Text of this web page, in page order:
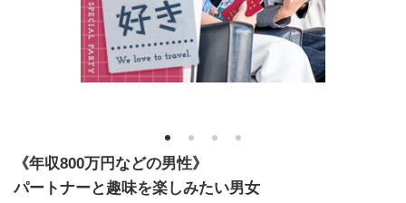
1 2 3 4
《年収800万円などの男性》
パートナーと趣味を楽しみたい男女